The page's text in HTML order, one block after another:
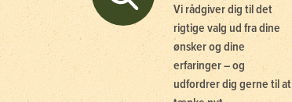
Vi rådgiver dig til det
rigtige valg ud fra dine
ønsker og dine
erfaringer – og
udfordrer dig gerne til at